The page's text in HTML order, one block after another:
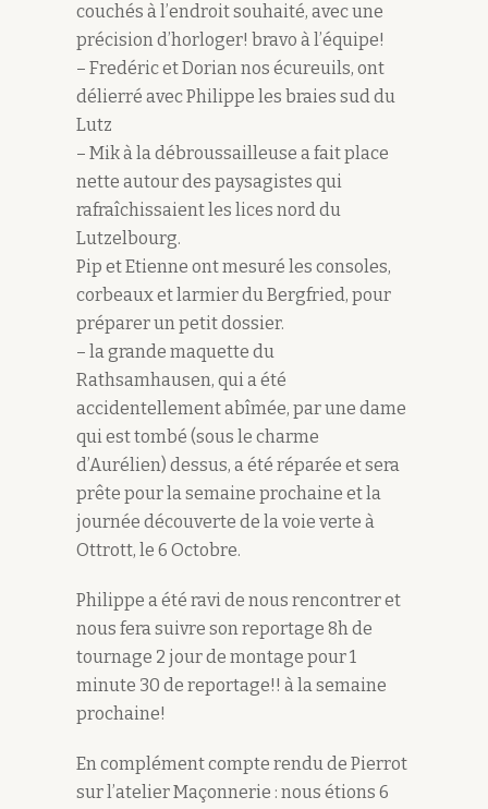
couchés à l’endroit souhaité, avec une
précision d’horloger! bravo à l’équipe!
– Fredéric et Dorian nos écureuils, ont
délierré avec Philippe les braies sud du
Lutz
– Mik à la débroussailleuse a fait place
nette autour des paysagistes qui
rafraîchissaient les lices nord du
Lutzelbourg.
Pip et Etienne ont mesuré les consoles,
corbeaux et larmier du Bergfried, pour
préparer un petit dossier.
– la grande maquette du
Rathsamhausen, qui a été
accidentellement abîmée, par une dame
qui est tombé (sous le charme
d’Aurélien) dessus, a été réparée et sera
prête pour la semaine prochaine et la
journée découverte de la voie verte à
Ottrott, le 6 Octobre.
Philippe a été ravi de nous rencontrer et
nous fera suivre son reportage 8h de
tournage 2 jour de montage pour 1
minute 30 de reportage!! à la semaine
prochaine!
En complément compte rendu de Pierrot
sur l’atelier Maçonnerie : nous étions 6